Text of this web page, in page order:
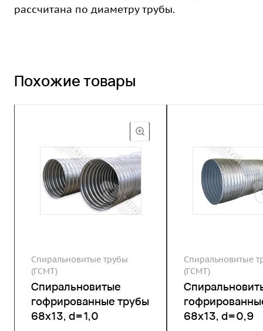
рассчитана по диаметру трубы.
Похожие товары
Спиральновитые трубы
(ГСМТ)
Спиральновитые
гофрированные трубы
68х13, d=1,0
Спиральновитые
(ГСМТ)
68х13, d=0,9